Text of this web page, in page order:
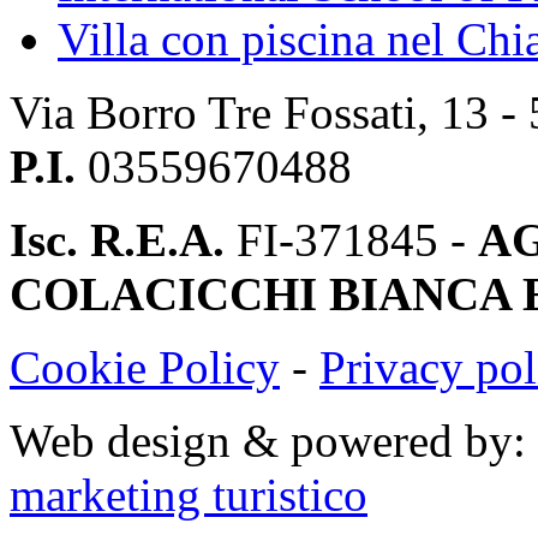
Villa con piscina nel
Via Borro Tre Fossati, 13 -
P.I. 03559670488
Isc. R.E.A. FI-371845 -
COLACICCHI BIANCA
Cookie Policy - Privacy
Web design & powered by:
marketing turistico